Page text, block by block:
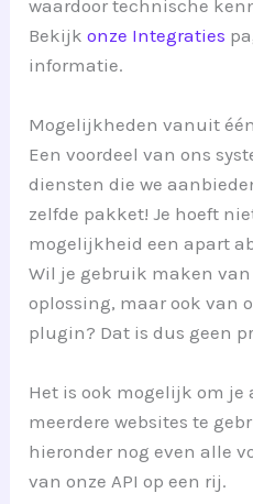
waardoor technische
Bekijkonze Integraties
informatie.
Mogelijkheden vanuit
Een voordeel van ons
diensten die we
zelfde pakket! Je hoeft
mogelijkheid een apart
Wil je gebruik maken
oplossing, maar ook van
plugin? Dat is dus geen
Het is ook mogelijk om je
meerdere websites te
hieronder nog even alle
van onze API op een rij.